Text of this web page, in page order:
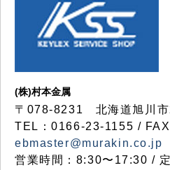
(株)村本金属
〒078-8231 北海道旭川市
TEL：0166-23-1155 /
ebmaster@murakin.co.jp
営業時間：8:30〜17:30 /